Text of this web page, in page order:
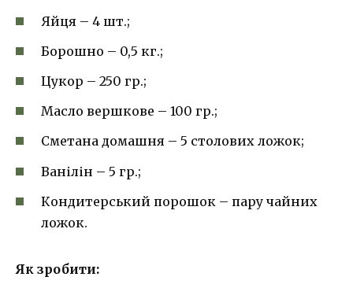
Яйця – 4 шт.;
Борошно – 0,5 кг.;
Цукор – 250 гр.;
Масло вершкове – 100 гр.;
Сметана домашня – 5 столових ложок;
Ванілін – 5 гр.;
Кондитерський порошок – пару чайних
ложок.
Як зробити: